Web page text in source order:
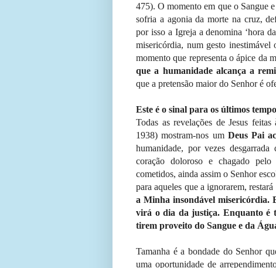
475). O momento em que o Sangue
sofria a agonia da morte na cruz,
por isso a Igreja a denomina ‘hora
misericórdia, num gesto inestimável
momento que representa o ápice da
que a humanidade alcança a
que a pretensão maior do Senhor é
Este é o sinal para os últimos
Todas as revelações de Jesus
1938) mostram-nos um Deus Pai
humanidade, por vezes
coração doloroso e chagado
cometidos, ainda assim o Senhor
para aqueles que a ignorarem,
a Minha insondável misericórdia.
virá o dia da justiça. Enquanto é
tirem proveito do Sangue e da
Tamanha é a bondade do Senhor
uma oportunidade de